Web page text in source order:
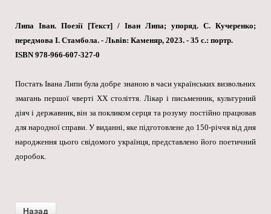
Липа Іван. Поезії [Текст] / Іван Липа; упоряд. С. Кучеренко;
передмова І. Стамбола. - Львів: Каменяр, 2023. - 35 с.: портр.
ISBN 978-966-607-327-0
Постать Івана Липи була добре знаною в часи українських визвольних
змагань першої чверті XX століття. Лікар і письменник, культурний
діяч і державник, він за покликом серця та розуму постійно працював
для народної справи. У виданні, яке підготовлене до 150-річчя від дня
народження цього свідомого українця, представлено його поетичний
доробок.